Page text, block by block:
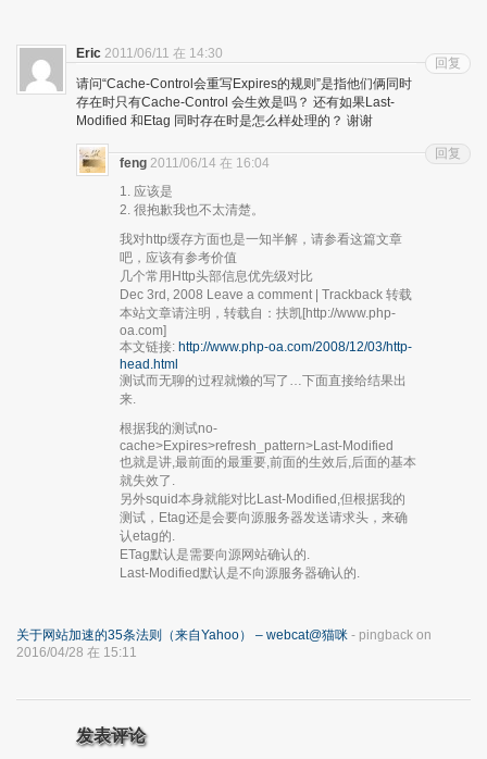
Eric 2011/06/11 在 14:30
请问“Cache-Control会重写Expires的规则”是指他们俩同时
存在时只有Cache-Control 会生效是吗？ 还有如果Last-
Modified 和Etag 同时存在时是怎么样处理的？ 谢谢
回复
feng 2011/06/14 在 16:04
1. 应该是
2. 很抱歉我也不太清楚。
我对http缓存方面也是一知半解，请参看这篇文章
吧，应该有参考价值
几个常用Http头部信息优先级对比
Dec 3rd, 2008 Leave a comment | Trackback 转载
本站文章请注明，转载自：扶凯[http://www.php-
oa.com]
本文链接: http://www.php-oa.com/2008/12/03/http-
head.html
测试而无聊的过程就懒的写了…下面直接给结果出
来.
根据我的测试no-
cache>Expires>refresh_pattern>Last-Modified
也就是讲,最前面的最重要,前面的生效后,后面的基本
就失效了.
另外squid本身就能对比Last-Modified,但根据我的
测试，Etag还是会要向源服务器发送请求头，来确
认etag的.
ETag默认是需要向源网站确认的.
Last-Modified默认是不向源服务器确认的.
回复
关于网站加速的35条法则（来自Yahoo） – webcat@猫咪 - pingback on
2016/04/28 在 15:11
发表评论